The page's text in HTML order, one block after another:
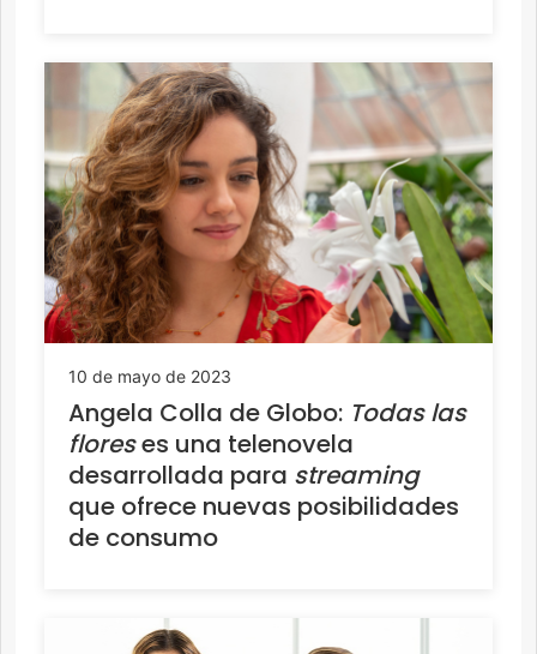
10 de mayo de 2023
Angela Colla de Globo: Todas las
floreses una telenovela
desarrollada para streaming
que ofrece nuevas posibilidades
de consumo